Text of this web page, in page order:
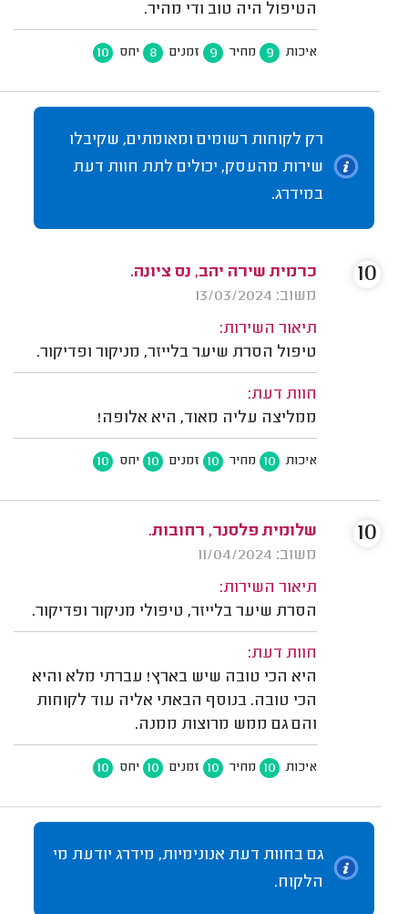
הטיפול היה טוב ודי מהיר.
איכות 9 מחיר 9 זמנים 8 יחס 10
רק לקוחות רשומים ומאומתים, שקיבלו
שירות מהעסק, יכולים לתת חוות דעת
במידרג.
כרמית שירה יהב, נס ציונה.
משוב: 13/03/2024
תיאור השירות:
טיפול הסרת שיער בלייזר, מניקור ופדיקור.
חוות דעת:
ממליצה עליה מאוד, היא אלופה!
איכות 10 מחיר 10 זמנים 10 יחס 10
10
שלומית פלסנר, רחובות.
משוב: 11/04/2024
תיאור השירות:
הסרת שיער בלייזר, טיפולי מניקור ופדיקור.
חוות דעת:
היא הכי טובה שיש בארץ! עברתי מלא והיא
הכי טובה. בנוסף הבאתי אליה עוד לקוחות
והם גם ממש מרוצות ממנה.
איכות 10 מחיר 10 זמנים 10 יחס 10
10
גם בחוות דעת אנונימיות, מידרג יודעת מי
הלקוח.